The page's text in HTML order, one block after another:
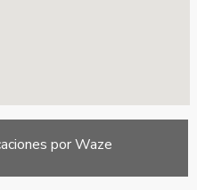
por Waze